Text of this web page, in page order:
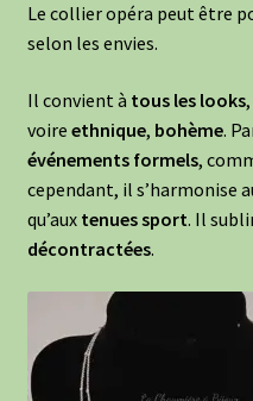
Le collier opéra peut être
selon les envies.
Il convient à tous les looks
voire ethnique, bohème.
événements formels,
cependant, il s’harmonise
qu’aux tenues sport. Il
décontractées.